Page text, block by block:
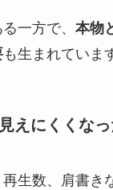
一方で、 本物
も生まれていま
えにくくなっ
生数、肩書き